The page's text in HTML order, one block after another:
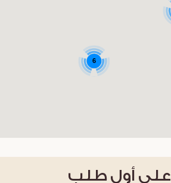
6
على أول طلب